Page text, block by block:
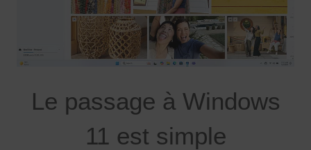
Le passage à Windows
11 est simple